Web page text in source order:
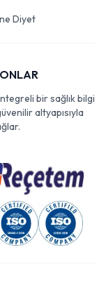
Diyet
bir sağlık bilgi
altyapısıyla